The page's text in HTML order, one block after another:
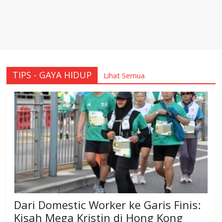
TIPS - GAYA HIDUP Lihat Semua
Dari Domestic Worker ke Garis Finis:
Kisah Mega Kristin di Hong Kong